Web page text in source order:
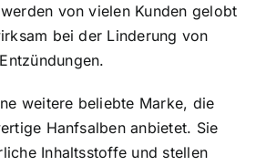
von vielen Kunden gelobt
bei der Linderung von
weitere beliebte Marke, die
Hanfsalben anbietet. Sie
Inhaltsstoffe und stellen